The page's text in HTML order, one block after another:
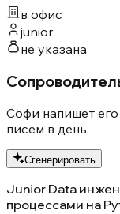
в офис
junior
не указана
Софи напишет
писем в день.
Сгенерировать
Junior Data
процессами на